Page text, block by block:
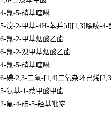
4-氯-5-硝基喹啉
5-溴-2-甲基-4H-苯并[d][1,3] 噁嗪-4-
6-氯-2-甲基烟酸乙酯
6-氯-2-溴甲基烟酸乙酯
4-氯-5-硝基喹啉
6-碘-2,3-二氢-[1,4]二氧杂环己烯
5-氨基-1-萘甲酸甲酯
2-氟-4-碘-5-羟基吡啶